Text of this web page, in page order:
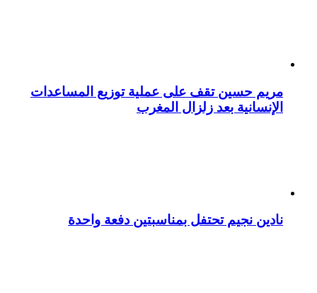
مريم حسين تقف على عملية توزيع المساعدات
الإنسانية بعد زلزال المغرب
نادين نجيم تحتفل بمناسبتين دفعة واحدة